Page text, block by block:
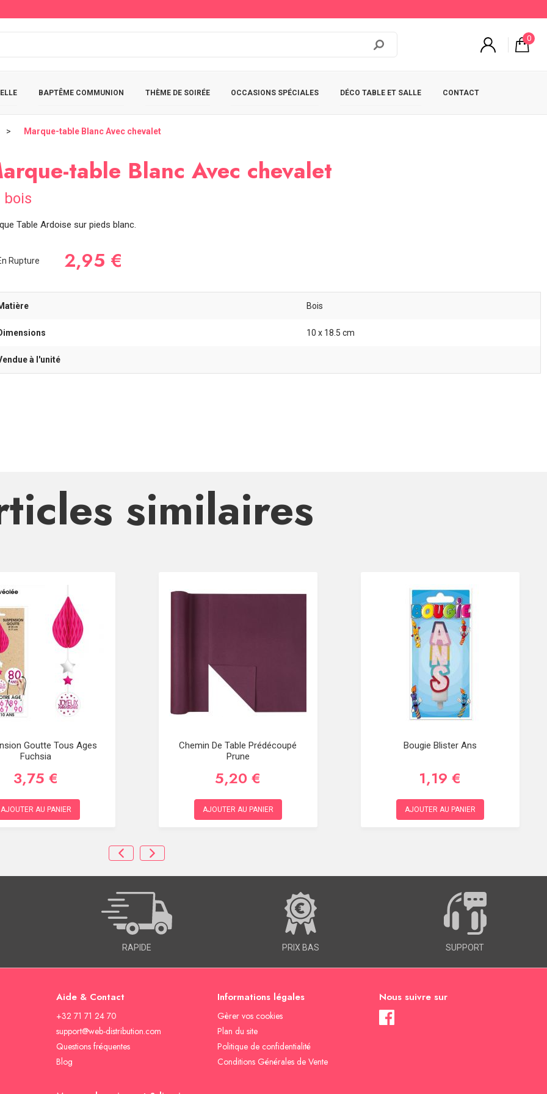
0
BAPTÊME COMMUNION THÈME DE SOIRÉE OCCASIONS SPÉCIALES DÉCO TABLE ET SALLE CONTACT
Marque-table Blanc Avec chevalet
table Blanc Avec chevalet
bois
Table Ardoise sur pieds blanc.
Rupture 2,95 €
Bois
10 x 18.5 cm
à l'unité
similaires
Goutte Tous Ages
Fuchsia
3,75 €
AJOUTER AU PANIER
Chemin De Table Prédécoupé
Prune
5,20 €
AJOUTER AU PANIER
Bougie Blister Ans
1,19 €
AJOUTER AU PANIER
RAPIDE PRIX BAS SUPPORT
Aide & Contact
+32 71 71 24 70
support@web-distribution.com
Questions fréquentes
Blog
Informations légales
Gèrer vos cookies
Plan du site
Politique de confidentialité
Conditions Générales de Vente
Nous suivre sur